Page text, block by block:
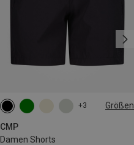
+3 Größen
CMP
Damen Shorts
XXS M L